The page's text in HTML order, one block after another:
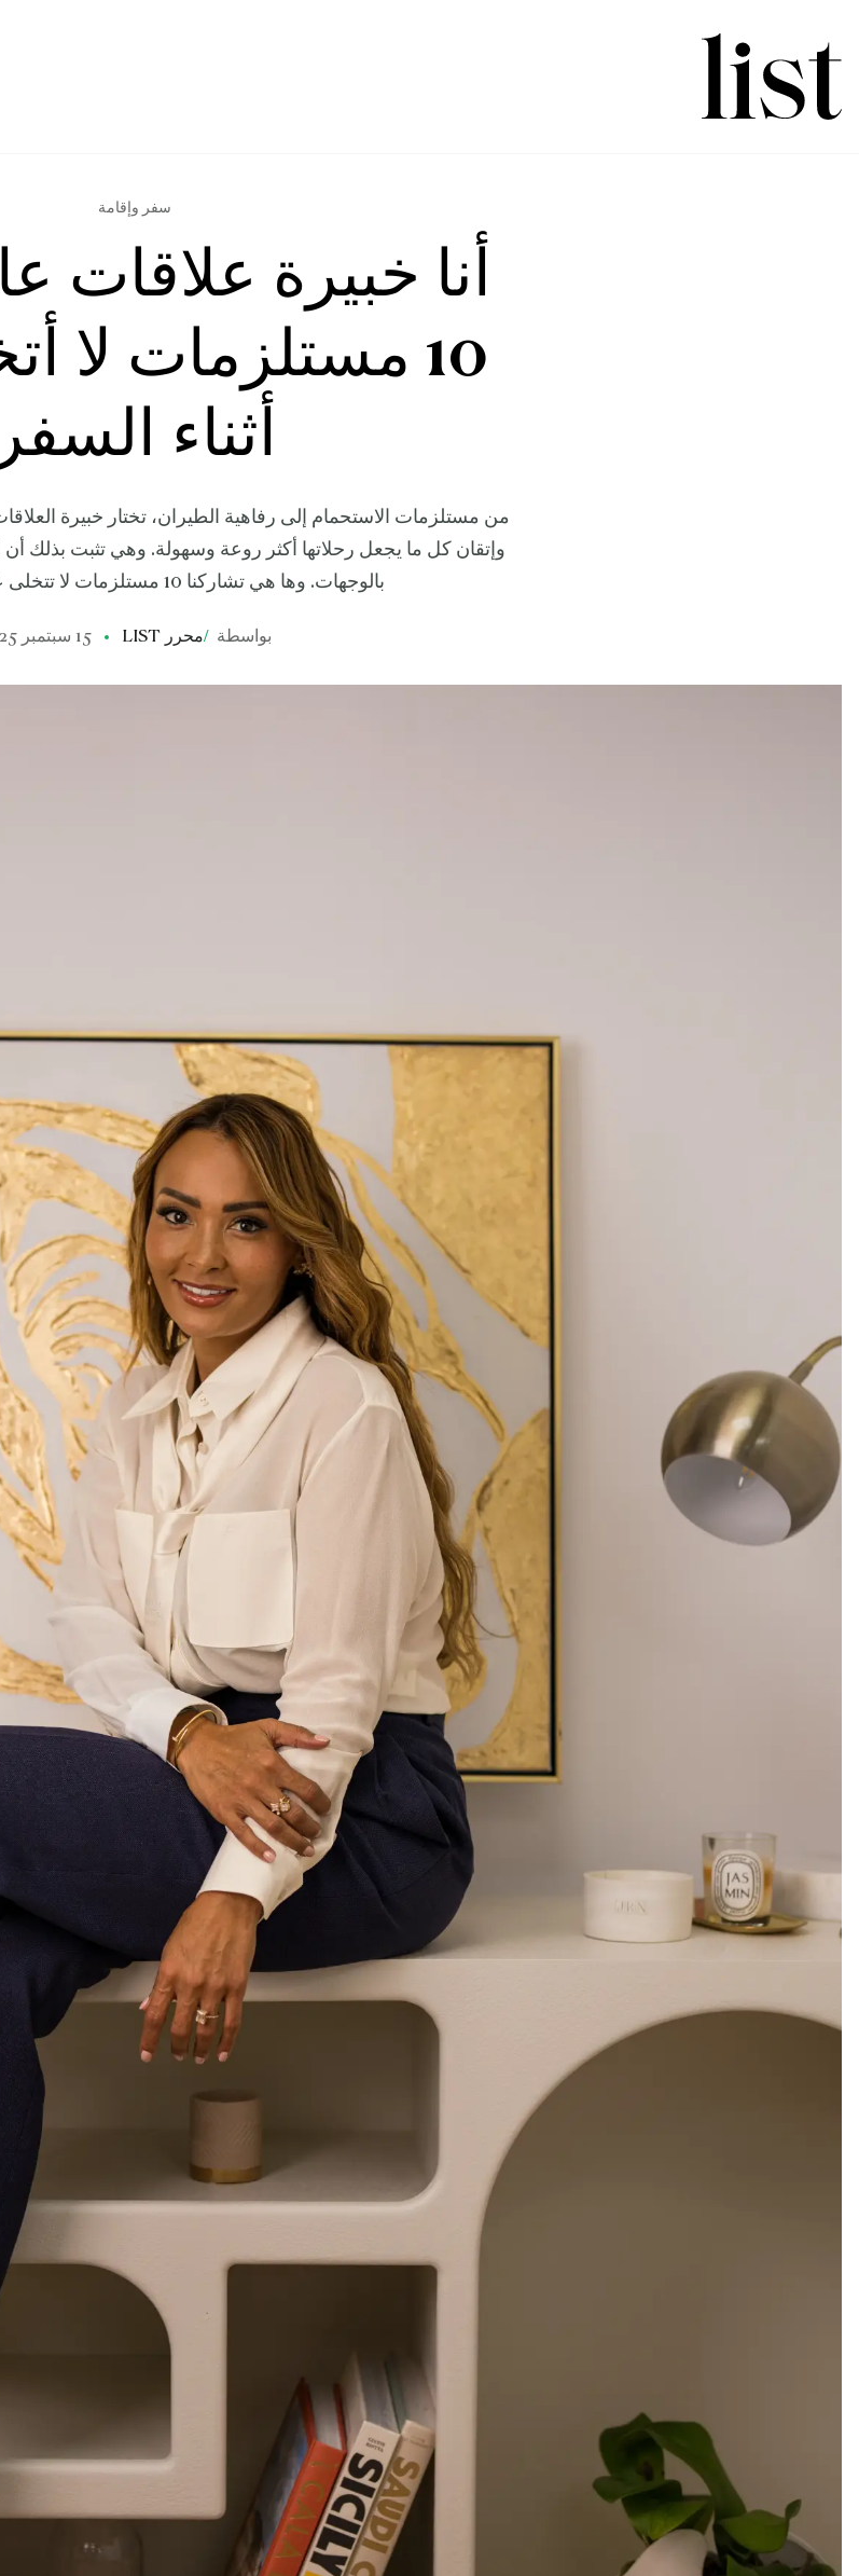
سفر وإقامة
أنا خبيرة علاقات
10 مستلزمات لا
أثناء السفر
من مستلزمات الاستحمام إلى رفاهية الطيران، تختار خبيرة العلاقات
وإتقان كل ما يجعل رحلاتها أكثر روعة وسهولة. وهي تثبت بذلك أن
بالوجهات. وها هي تشاركنا 10 مستلزمات لا تتخلى عنها أثناء السفر
بواسطة /محرر LIST 15 سبتمبر 25